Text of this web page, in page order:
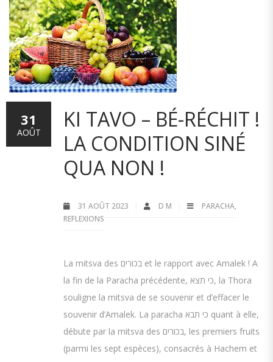
KI TAVO – BÉ-RÉCHIT !
LA CONDITION SINÉ
QUA NON !
31 AOÛT 2023 D M PARACHA,
REFLEXIONS
La mitsva des בכורים et le rapport avec Amalek ! A
la fin de la Paracha précédente, כי תצא, la Thora
souligne la mitsva de se souvenir et d’effacer le
souvenir d’Amalek. La paracha כי תבא quant à elle,
débute par la mitsva des בכורים, les premiers fruits
(parmi les sept espèces), consacrés à Hachem et
31
AOÛT